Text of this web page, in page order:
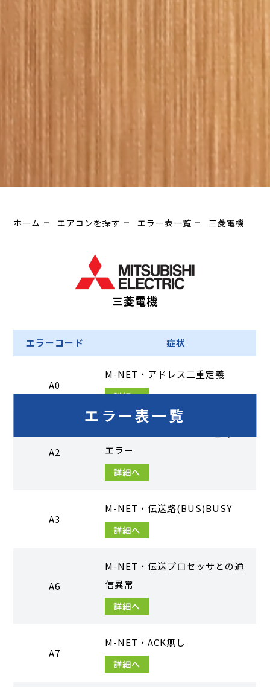
エラー表一覧
ホーム エアコンを探す エラー表一覧 三菱電機
三菱電機
エラーコード 症状
A0
M-NET・アドレス二重定義
詳細へ
A2
エラー
詳細へ
A3
M-NET・伝送路(BUS)BUSY
詳細へ
A6
M-NET・伝送プロセッサとの通
信異常
詳細へ
A7
M-NET・ACK無し
詳細へ